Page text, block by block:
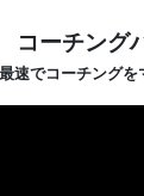
コーチング
速でコーチングを